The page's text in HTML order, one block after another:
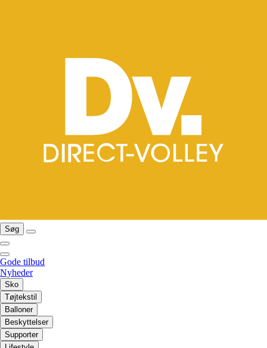
Søg
Gode tilbud
Nyheder
Sko
Tøjtekstil
Balloner
Beskyttelser
Supporter